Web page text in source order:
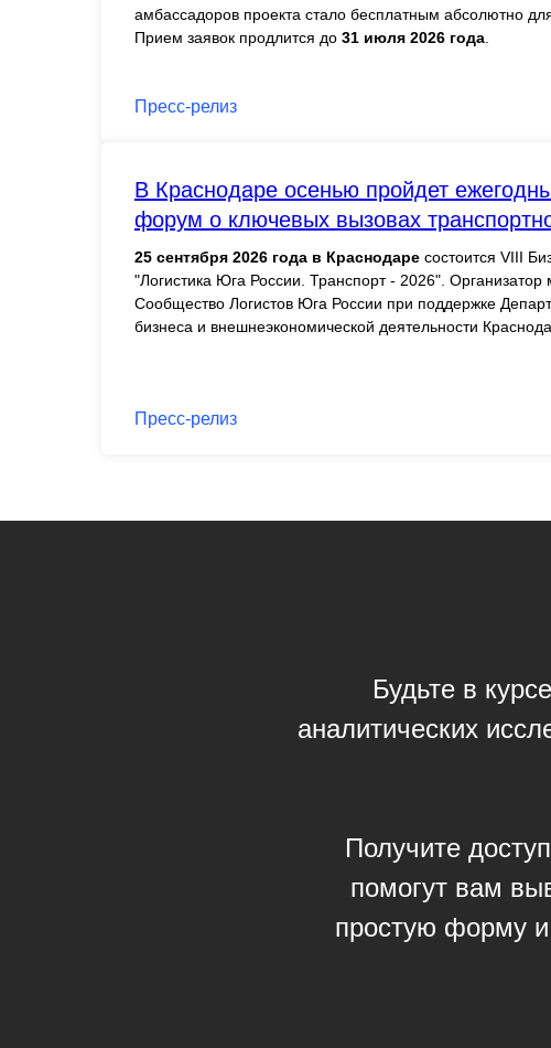
амбассадоров проекта стало бесплатным абсолютно
Прием заявок продлится до 31 июля 2026 года
Пресс-релиз
В Краснодаре осенью пройдет
форум о ключевых вызовах
25 сентября 2026 года в Краснодаре состоится VIII
"Логистика Юга России. Транспорт - 2026". Организатор
Сообщество Логистов Юга России при поддержке
бизнеса и внешнеэкономической деятельности
Пресс-релиз
Будьте в
аналитических
Получите
помогут вам
простую форму и